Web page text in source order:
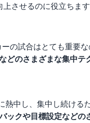
させるのに役立ちます
の試合はとても重要
どのさまざまな集中
熱中し、集中し続ける
ックや目標設定などの